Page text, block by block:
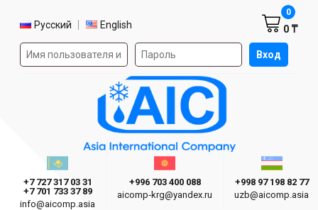
Выбор языка
Русский English
Форма авторизации на сайте Вход
0 ₸
0
Asia International Company
Казахстан г. Алматы
+7 727 317 03 31
+7 701 733 37 89
info@aicomp.asia
Киргизия г. Бишкек
+996 703 400 088
aicomp‑krg@yandex.ru
+998 97 198 82 77
uzb@aicomp.asia